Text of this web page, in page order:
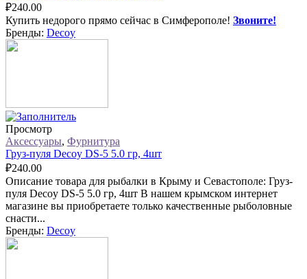
₽240.00
Купить недорого прямо сейчас в Симферополе! Звоните!
Бренды: Decoy
Просмотр
Аксессуары, Фурнитура
Груз-пуля Decoy DS-5 5.0 гр, 4шт
₽240.00
Описание товара для рыбалки в Крыму и Севастополе: Груз-
пуля Decoy DS-5 5.0 гр, 4шт В нашем крымском интернет
магазине вы приобретаете только качественные рыболовные
снасти...
Бренды: Decoy